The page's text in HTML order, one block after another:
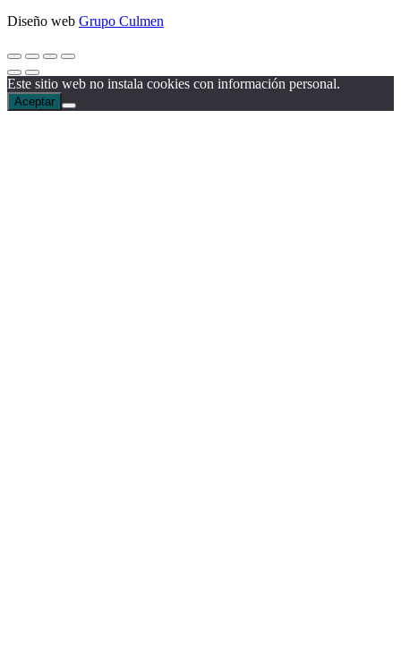
Diseño web Grupo Culmen
Este sitio web no instala cookies con información personal.
Aceptar